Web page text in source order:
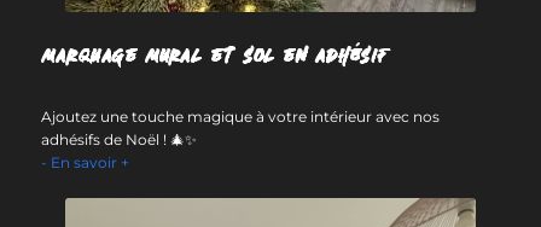
MARQUAGE MURAL ET SOL EN ADHÉSIF
Ajoutez une touche magique à votre intérieur avec nos
adhésifs de Noël ! 🎄✨
- En savoir +